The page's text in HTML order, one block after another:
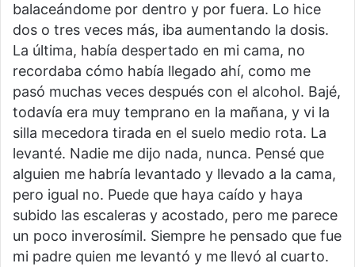
balaceándome por dentro y por fuera. Lo hice
dos o tres veces más, iba aumentando la dosis.
La última, había despertado en mi cama, no
recordaba cómo había llegado ahí, como me
pasó muchas veces después con el alcohol. Bajé,
todavía era muy temprano en la mañana, y vi la
silla mecedora tirada en el suelo medio rota. La
levanté. Nadie me dijo nada, nunca. Pensé que
alguien me habría levantado y llevado a la cama,
pero igual no. Puede que haya caído y haya
subido las escaleras y acostado, pero me parece
un poco inverosímil. Siempre he pensado que fue
mi padre quien me levantó y me llevó al cuarto.